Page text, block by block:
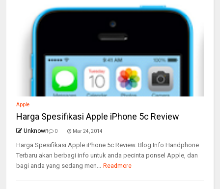
Apple
Harga Spesifikasi Apple iPhone 5c Review
Unknown 0 Mar 24, 2014
Harga Spesifikasi Apple iPhone 5c Review. Blog Info Handphone
Terbaru akan berbagi info untuk anda pecinta ponsel Apple, dan
bagi anda yang sedang men... Readmore